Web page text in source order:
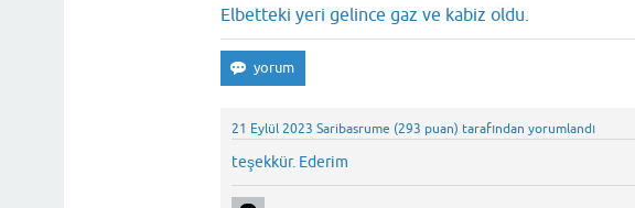
Elbetteki yeri gelince gaz ve kabiz oldu.
21 Eylül 2023 Saribasrume (293 puan) tarafından yorumlandı
teşekkür. Ederim